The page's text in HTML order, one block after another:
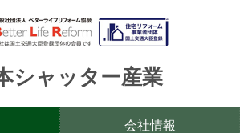
シャッター産業
会社情報